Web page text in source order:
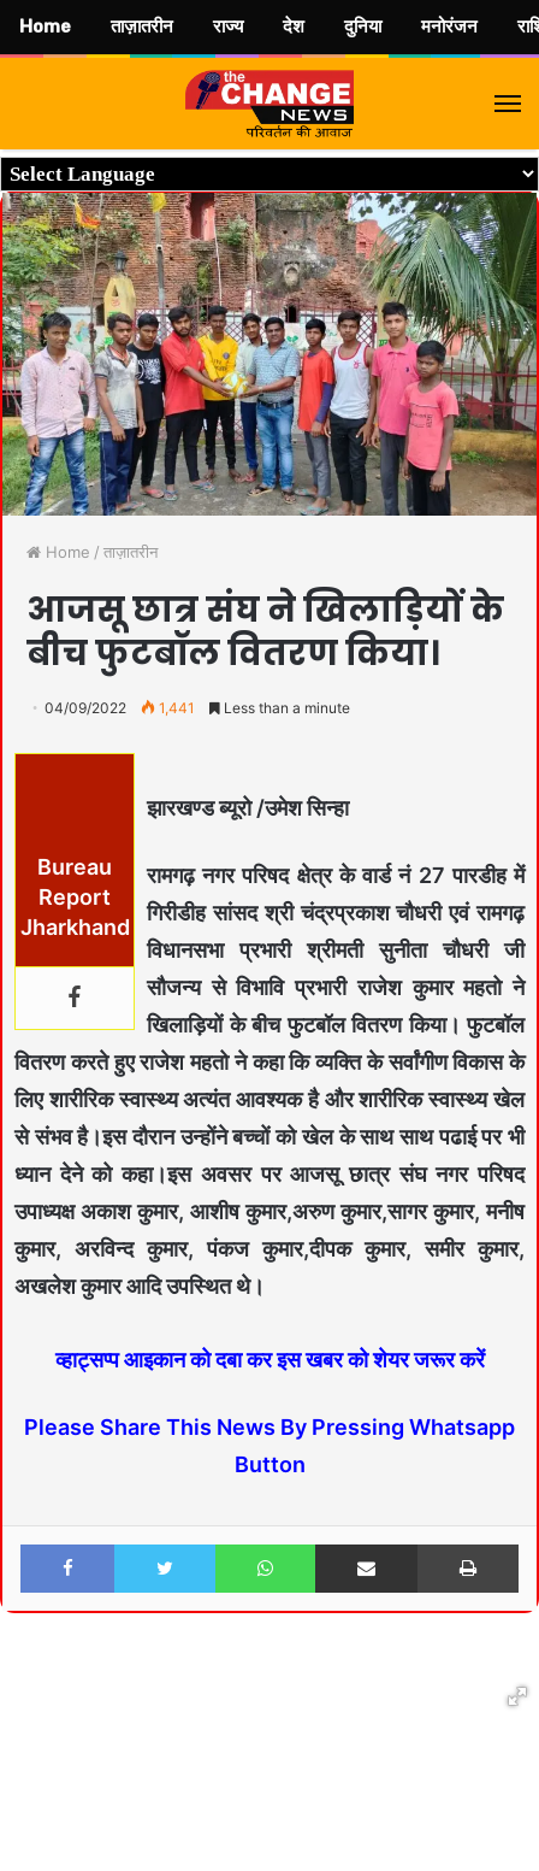
Home / ताज़ातरीन
आजसू छात्र संघ ने खिलाड़ियों के
बीच फुटबॉल वितरण किया।
04/09/2022 1,441 Less than a minute
Bureau
Report
Jharkhand
झारखण्ड ब्यूरो /उमेश सिन्हा
रामगढ़ नगर परिषद क्षेत्र के वार्ड नं 27 पारडीह में
गिरीडीह सांसद श्री चंद्रप्रकाश चौधरी एवं रामगढ़
विधानसभा प्रभारी श्रीमती सुनीता चौधरी जी
सौजन्य से विभावि प्रभारी राजेश कुमार महतो ने
खिलाड़ियों के बीच फुटबॉल वितरण किया। फुटबॉल
वितरण करते हुए राजेश महतो ने कहा कि व्यक्ति के सर्वांगीण विकास के
लिए शारीरिक स्वास्थ्य अत्यंत आवश्यक है और शारीरिक स्वास्थ्य खेल
से संभव है।इस दौरान उन्होंने बच्चों को खेल के साथ साथ पढाई पर भी
ध्यान देने को कहा।इस अवसर पर आजसू छात्र संघ नगर परिषद
उपाध्यक्ष अकाश कुमार, आशीष कुमार,अरुण कुमार,सागर कुमार, मनीष
कुमार, अरविन्द कुमार, पंकज कुमार,दीपक कुमार, समीर कुमार,
अखलेश कुमार आदि उपस्थित थे।
व्हाट्सप्प आइकान को दबा कर इस खबर को शेयर जरूर करें
Please Share This News By Pressing Whatsapp
Button
Facebook Twitter WhatsApp Share via Email Print
Home ताज़ातरीन राज्य देश दुनिया मनोरंजन